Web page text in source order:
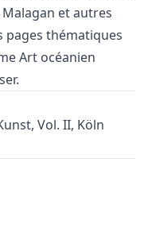
Malagan etautres
pages thématiques
Art océanien
Vol. II, Köln